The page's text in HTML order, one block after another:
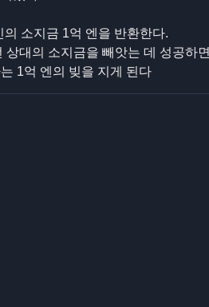
소지금 1억 엔을 반환한다.
상대의 소지금을 빼앗는 데 성공하면
1억 엔의 빚을 지게 된다